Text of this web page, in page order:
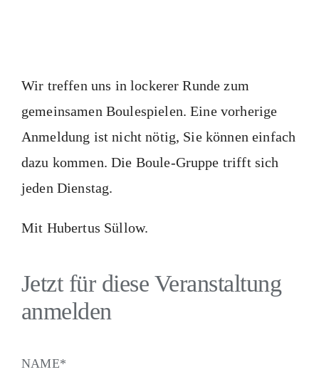
Wir treffen uns in lockerer Runde zum
gemeinsamen Boulespielen. Eine vorherige
Anmeldung ist nicht nötig, Sie können einfach
dazu kommen. Die Boule-Gruppe trifft sich
jeden Dienstag.
Mit Hubertus Süllow.
Jetzt für diese Veranstaltung
anmelden
NAME*